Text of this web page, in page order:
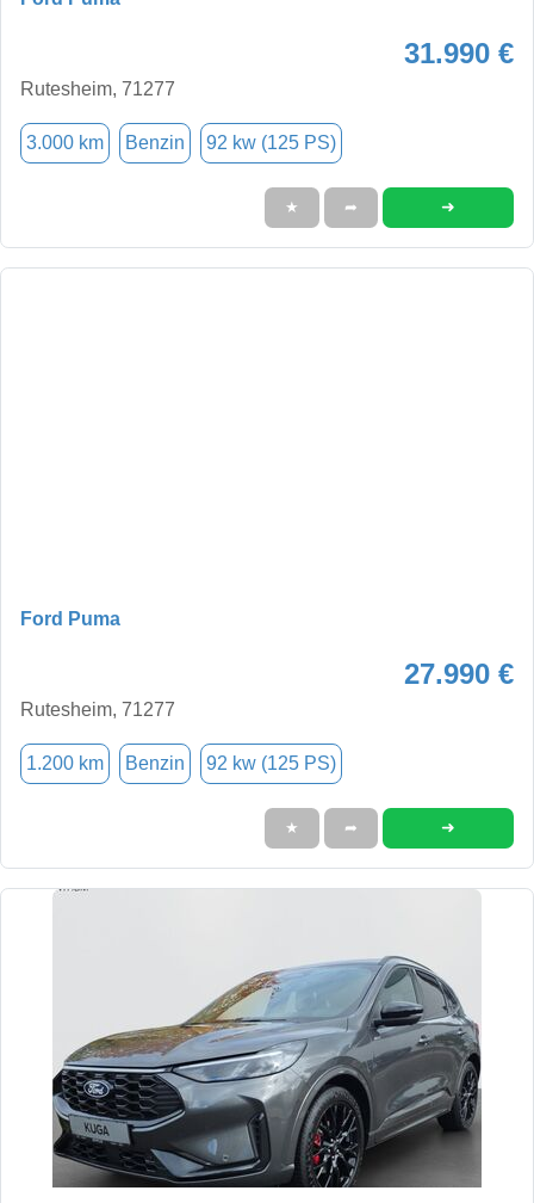
31.990 €
Rutesheim, 71277
3.000 km Benzin 92 kw (125 PS)
★ ➦ ➜
Ford Puma
27.990 €
Rutesheim, 71277
1.200 km Benzin 92 kw (125 PS)
★ ➦ ➜